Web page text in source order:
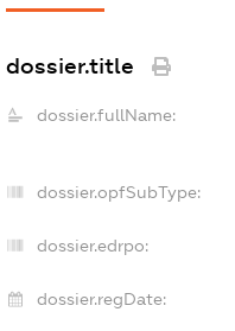
dossier.title
dossier.fullName:
dossier.opfSubType:
dossier.edrpo:
dossier.regDate: